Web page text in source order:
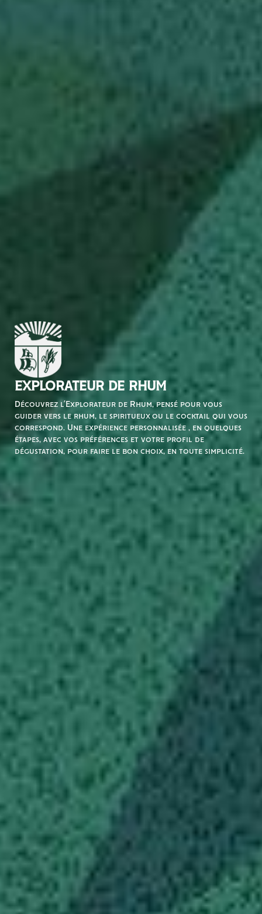
EXPLORATEUR DE RHUM
Découvrez l’Explorateur de Rhum, pensé pour vous
guider vers le rhum, le spiritueux ou le cocktail qui vous
correspond. Une expérience personnalisée , en quelques
étapes, avec vos préférences et votre profil de
dégustation, pour faire le bon choix, en toute simplicité.